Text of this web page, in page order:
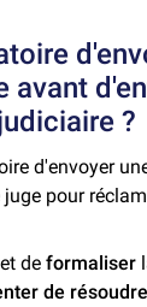
avant
?
d'envoyer
pour
deformaliser
de